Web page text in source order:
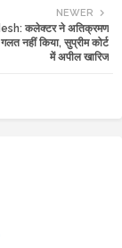
NEWER
कलेक्टर ने अतिक्रमण
नहीं किया, सुप्रीम कोर्ट
में अपील खारिज